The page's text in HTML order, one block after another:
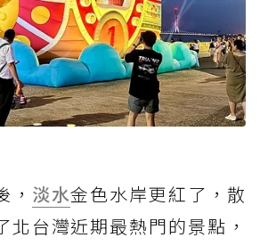
， 淡水金色水岸更紅了，散
北台灣近期最熱門的景點，